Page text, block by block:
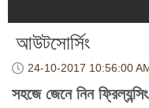
আউটসোর্সিং
24-10-2017 10:56:00
সহজে জেনে নিন